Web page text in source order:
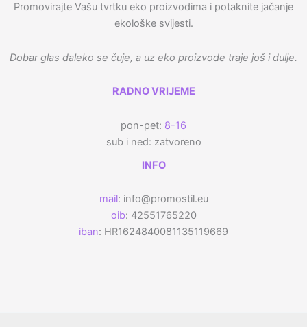
Promovirajte Vašu tvrtku eko proizvodima i potaknite jačanje
ekološke svijesti.
Dobar glas daleko se čuje, a uz eko proizvode traje još i dulje.
RADNO VRIJEME
pon-pet: 8-16
sub i ned: zatvoreno
INFO
mail: info@promostil.eu
oib: 42551765220
iban: HR1624840081135119669